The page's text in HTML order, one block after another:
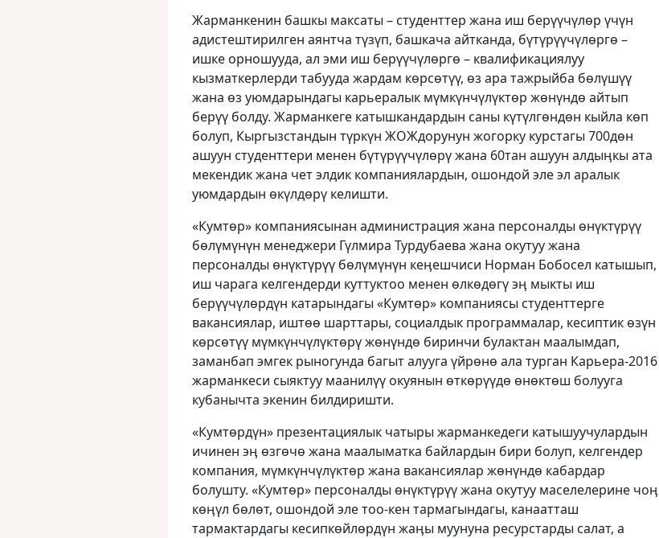
Жарманкенин башкы максаты – студенттер жана иш берүүчүлɵр үчүн
адистештирилген аянтча түзүп, башкача айтканда, бүтүрүүчүлɵргɵ –
ишке орношууда, ал эми иш берүүчүлɵргɵ – квалификациялуу
кызматкерлерди табууда жардам кɵрсɵтүү, ɵз ара тажрыйба бɵлүшүү
жана ɵз уюмдарындагы карьералык мүмкүнчүлүктɵр жɵнүндɵ айтып
берүү болду. Жарманкеге катышкандардын саны күтүлгɵндөн кыйла көп
болуп, Кыргызстандын түркүн ЖОЖдорунун жогорку курстагы 700дɵн
ашуун студенттери менен бүтүрүүчүлɵрү жана 60тан ашуун алдыӊкы ата
мекендик жана чет элдик компаниялардын, ошондой эле эл аралык
уюмдардын ɵкүлдɵрү келишти.
«Кумтɵр» компаниясынан администрация жана персоналды ɵнүктүрүү
бɵлүмүнүн менеджери Гүлмира Турдубаева жана окутуу жана
персоналды ɵнүктүрүү бɵлүмүнүн кеӊешчиси Норман Бобосел катышып,
иш чарага келгендерди куттуктоо менен ɵлкɵдɵгү эӊ мыкты иш
берүүчүлɵрдүн катарындагы «Кумтɵр» компаниясы студенттерге
вакансиялар, иштɵɵ шарттары, социалдык программалар, кесиптик ɵзүн
кɵрсɵтүү мүмкүнчүлүктɵрү жɵнүндɵ биринчи булактан маалымдап,
заманбап эмгек рыногунда багыт алууга үйрɵнɵ ала турган Карьера-2016
жарманкеси сыяктуу маанилүү окуянын ɵткɵрүүдɵ өнөктөш болууга
кубанычта экенин билдиришти.
«Кумтɵрдүн» презентациялык чатыры жарманкедеги катышуучулардын
ичинен эӊ ɵзгɵчɵ жана маалыматка байлардын бири болуп, келгендер
компания, мүмкүнчүлүктɵр жана вакансиялар жɵнүндɵ кабардар
болушту. «Кумтɵр» персоналды ɵнүктүрүү жана окутуу маселелерине чоӊ
кɵӊүл бɵлɵт, ошондой эле тоо-кен тармагындагы, канаатташ
тармактардагы кесипкɵйлɵрдүн жаӊы муунуна ресурстарды салат, а